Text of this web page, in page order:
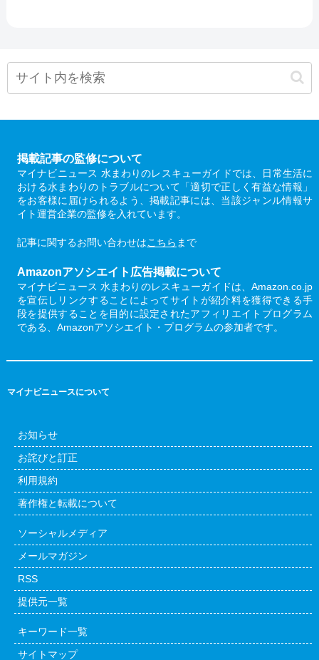
掲載記事の監修について
マイナビニュース 水まわりのレスキューガイドでは、日常生活に
おける水まわりのトラブルについて「適切で正しく有益な情報」
をお客様に届けられるよう、掲載記事には、当該ジャンル情報サ
イト運営企業の監修を入れています。
記事に関するお問い合わせはこちら まで
Amazonアソシエイト広告掲載について
マイナビニュース 水まわりのレスキューガイドは、Amazon.co.jp
を宣伝しリンクすることによってサイトが紹介料を獲得できる手
段を提供することを目的に設定されたアフィリエイトプログラム
である、Amazonアソシエイト・プログラムの参加者です。
マイナビニュースについて
お知らせ
お詫びと訂正
利用規約
著作権と転載について
ソーシャルメディア
メールマガジン
RSS
提供元一覧
キーワード一覧
サイトマップ